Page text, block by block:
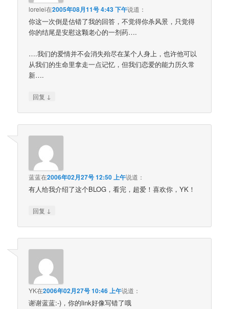
lorelei在2005年08月11号 4:43 下午说道：
你这一次倒是估错了我的回答，不觉得你杀风景，只觉得
你的结尾是安慰这颗老心的一剂药….
….我们的爱情并不会消失殆尽在某个人身上，也许他可以
从我们的生命里拿走一点记忆，但我们恋爱的能力历久常
新….
回复 ↓
蓝蓝在2006年02月27号 12:50 上午说道：
有人给我介绍了这个BLOG，看完，超爱！喜欢你，YK！
回复 ↓
YK在2006年02月27号 10:46 上午说道：
谢谢蓝蓝:-)，你的link好像写错了哦